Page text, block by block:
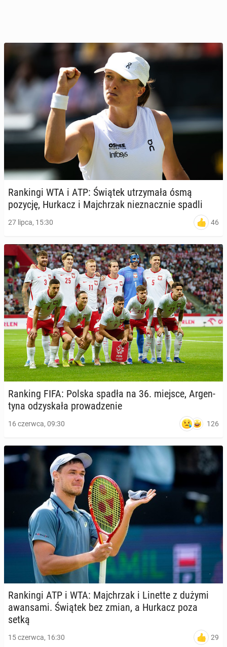
Ran­kin­gi WTA i ATP: Świątek utrzy­ma­ła ósmą
pozycję, Hurkacz i Maj­chrzak nie­znacz­nie spadli
27 lipca, 15:30 46
Ranking FIFA: Polska spadła na 36. miejsce, Ar­gen­
ty­na od­zy­ska­ła pro­wa­dze­nie
16 czerwca, 09:30 126
Ran­kin­gi ATP i WTA: Maj­chrzak i Linette z dużymi
awan­sa­mi. Świątek bez zmian, a Hurkacz poza
setką
15 czerwca, 16:30 29